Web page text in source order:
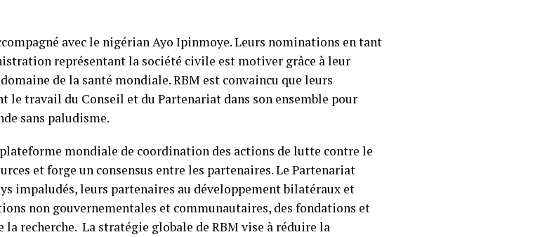
avec le nigérian Ayo Ipinmoye. Leurs nominations en tant
représentant la société civile est motiver grâce à leur
de la santé mondiale. RBM est convaincu que leurs
travail du Conseil et du Partenariat dans son ensemble pour
sans paludisme.
mondiale de coordination des actions de lutte contre le
et forge un consensus entre les partenaires. Le Partenariat
impaludés, leurs partenaires au développement bilatéraux et
non gouvernementales et communautaires, des fondations et
recherche. La stratégie globale de RBM vise à réduire la